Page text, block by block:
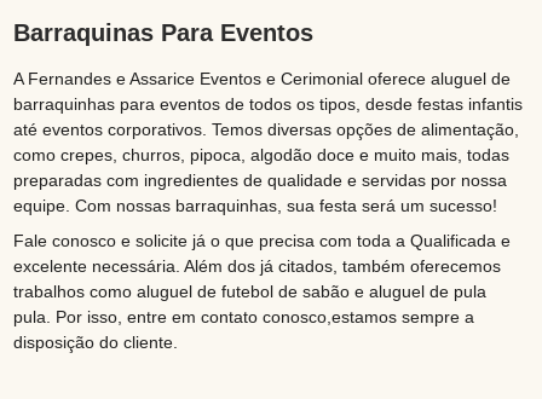
Barraquinas Para Eventos
A Fernandes e Assarice Eventos e Cerimonial oferece aluguel de
barraquinhas para eventos de todos os tipos, desde festas infantis
até eventos corporativos. Temos diversas opções de alimentação,
como crepes, churros, pipoca, algodão doce e muito mais, todas
preparadas com ingredientes de qualidade e servidas por nossa
equipe. Com nossas barraquinhas, sua festa será um sucesso!
Fale conosco e solicite já o que precisa com toda a Qualificada e
excelente necessária. Além dos já citados, também oferecemos
trabalhos como aluguel de futebol de sabão e aluguel de pula
pula. Por isso, entre em contato conosco,estamos sempre a
disposição do cliente.